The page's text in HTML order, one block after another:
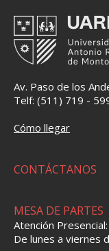
Av. Paso de los
Telf: (511) 719 -
Cómo llegar
CONTÁCTANOS
MESA DE PARTES
Atención Presencial:
De lunes a viernes